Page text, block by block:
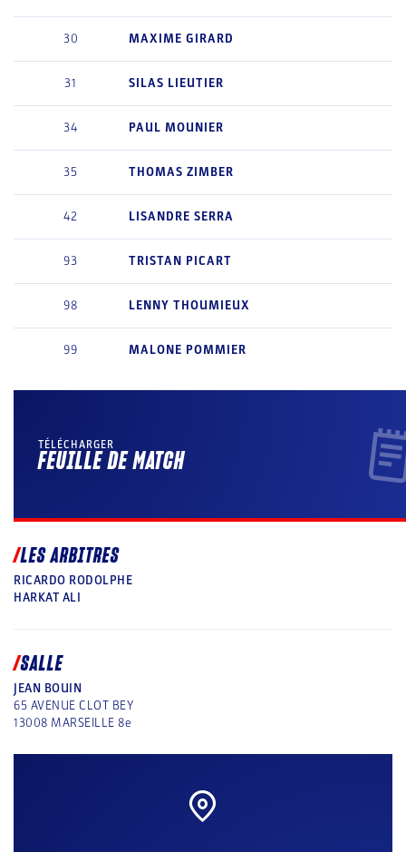
30 MAXIME GIRARD
31 SILAS LIEUTIER
34 PAUL MOUNIER
35 THOMAS ZIMBER
42 LISANDRE SERRA
93 TRISTAN PICART
98 LENNY THOUMIEUX
99 MALONE POMMIER
TÉLÉCHARGER
FEUILLE DE MATCH
LES ARBITRES
RICARDO RODOLPHE
HARKAT ALI
SALLE
JEAN BOUIN
65 AVENUE CLOT BEY
13008 MARSEILLE 8e